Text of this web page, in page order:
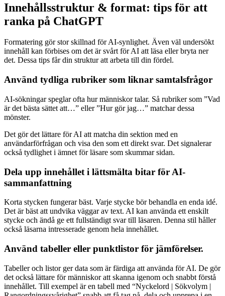
Innehållsstruktur & format: tips för att
ranka på ChatGPT
Formatering gör stor skillnad för AI-synlighet. Även väl undersökt
innehåll kan förbises om det är svårt för AI att läsa eller bryta ner
det. Dessa tips får din struktur att arbeta till din fördel.
Använd tydliga rubriker som liknar samtalsfrågor
AI-sökningar speglar ofta hur människor talar. Så rubriker som ”Vad
är det bästa sättet att…” eller ”Hur gör jag…” matchar dessa
mönster.
Det gör det lättare för AI att matcha din sektion med en
användarförfrågan och visa den som ett direkt svar. Det signalerar
också tydlighet i ämnet för läsare som skummar sidan.
Dela upp innehållet i lättsmälta bitar för AI-
sammanfattning
Korta stycken fungerar bäst. Varje stycke bör behandla en enda idé.
Det är bäst att undvika väggar av text. AI kan använda ett enskilt
stycke och ändå ge ett fullständigt svar till läsaren. Denna stil håller
också läsarna intresserade genom hela innehållet.
Använd tabeller eller punktlistor för jämförelser.
Tabeller och listor ger data som är färdiga att använda för AI. De gör
det också lättare för människor att skanna igenom och snabbt förstå
innehållet. Till exempel är en tabell med “Nyckelord | Sökvolym |